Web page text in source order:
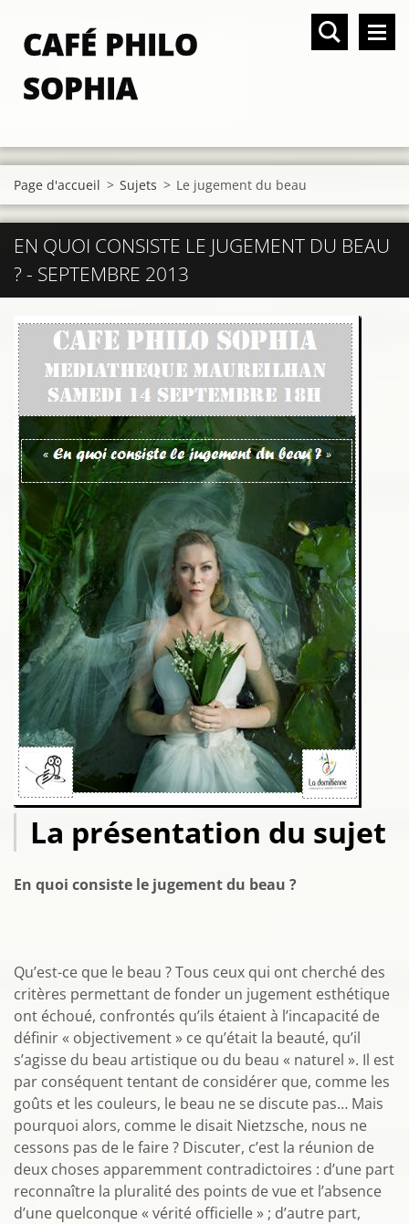
CAFÉ PHILO
SOPHIA
Page d'accueil > Sujets > Le jugement du beau
EN QUOI CONSISTE LE JUGEMENT DU BEAU
? - SEPTEMBRE 2013
La présentation du sujet
En quoi consiste le jugement du beau ?
Qu’est-ce que le beau ? Tous ceux qui ont cherché des
critères permettant de fonder un jugement esthétique
ont échoué, confrontés qu’ils étaient à l’incapacité de
définir « objectivement » ce qu’était la beauté, qu’il
s’agisse du beau artistique ou du beau « naturel ». Il est
par conséquent tentant de considérer que, comme les
goûts et les couleurs, le beau ne se discute pas… Mais
pourquoi alors, comme le disait Nietzsche, nous ne
cessons pas de le faire ? Discuter, c’est la réunion de
deux choses apparemment contradictoires : d’une part
reconnaître la pluralité des points de vue et l’absence
d’une quelconque « vérité officielle » ; d’autre part,